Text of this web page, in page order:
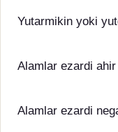
Yutarmikin yoki
Alamlar ezardi
Alamlar ezardi